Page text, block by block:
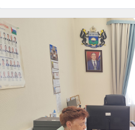
№183. Она стала первой из
преодолел этот этап